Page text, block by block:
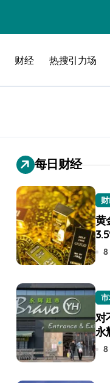
财经 热搜引力场
每日财经
黄
8
对
永
8